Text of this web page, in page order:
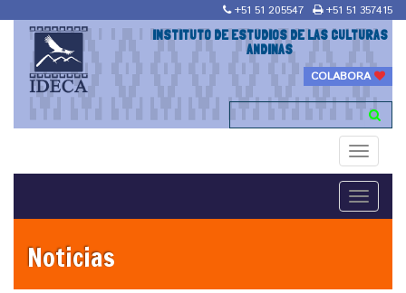
+51 51 205547 +51 51 357415
INSTITUTO DE ESTUDIOS DE LAS CULTURAS
ANDINAS
COLABORA
Toggle
Toggle
Noticias